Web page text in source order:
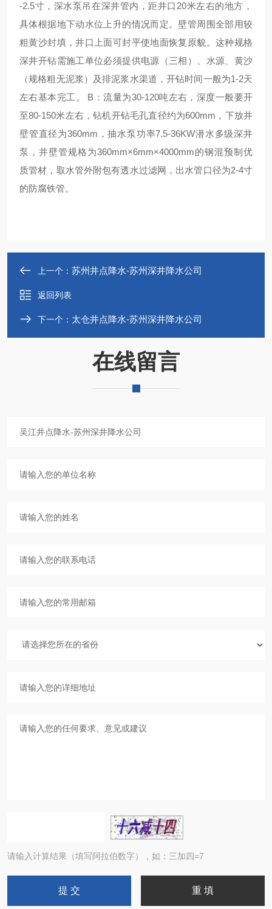
-2.5寸，深水泵吊在深井管内，距井口20米左右的地方，
具体根据地下动水位上升的情况而定。壁管周围全部用较
粗黄沙封填，井口上面可封平使地面恢复原貌。这种规格
深井开钻需施工单位必须提供电源（三相）、水源、黄沙
（规格粗无泥浆）及排泥浆水渠道，开钻时间一般为1-2天
左右基本完工。 B：流量为30-120吨左右，深度一般要开
至80-150米左右，钻机开钻毛孔直径约为600mm，下放井
壁管直径为360mm，抽水泵功率7.5-36KW潜水多级深井
泵，井壁管规格为360mm×6mm×4000mm的钢混预制优
质管材，取水管外附包有透水过滤网，出水管口径为2-4寸
的防腐铁管。
上一个： 苏州井点降水-苏州深井降水公司
返回列表
下一个： 太仓井点降水-苏州深井降水公司
在线留言
请输入计算结果（填写阿拉伯数字），如：三加四=7